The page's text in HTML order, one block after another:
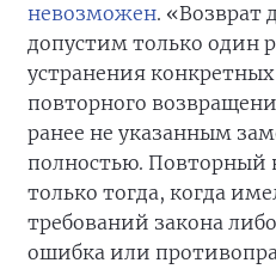
невозможен. «Возврат
допустим только один
устранения
повторного
ранее не указанным
полностью. Повторный
только тогда, когда
требований закона
ошибка или